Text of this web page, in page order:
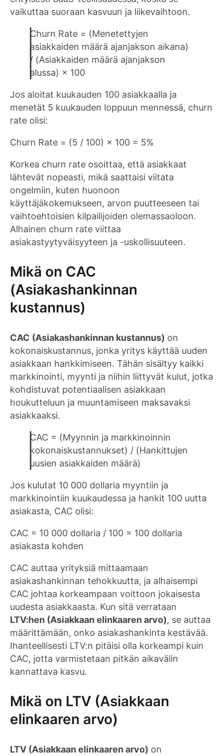
vaikuttaa suoraan kasvuun ja liikevaihtoon.
Churn Rate = (Menetettyjen
asiakkaiden määrä ajanjakson aikana)
/ (Asiakkaiden määrä ajanjakson
alussa) × 100
Jos aloitat kuukauden 100 asiakkaalla ja
menetät 5 kuukauden loppuun mennessä, churn
rate olisi:
Churn Rate = (5 / 100) × 100 = 5%
Korkea churn rate osoittaa, että asiakkaat
lähtevät nopeasti, mikä saattaisi viitata
ongelmiin, kuten huonoon
käyttäjäkokemukseen, arvon puutteeseen tai
vaihtoehtoisien kilpailijoiden olemassaoloon.
Alhainen churn rate viittaa
asiakastyytyväisyyteen ja -uskollisuuteen.
Mikä on CAC
(Asiakashankinnan
kustannus)
CAC (Asiakashankinnan kustannus) on
kokonaiskustannus, jonka yritys käyttää uuden
asiakkaan hankkimiseen. Tähän sisältyy kaikki
markkinointi, myynti ja niihin liittyvät kulut, jotka
kohdistuvat potentiaalisen asiakkaan
houkutteluun ja muuntamiseen maksavaksi
asiakkaaksi.
CAC = (Myynnin ja markkinoinnin
kokonaiskustannukset) / (Hankittujen
uusien asiakkaiden määrä)
Jos kulutat 10 000 dollaria myyntiin ja
markkinointiin kuukaudessa ja hankit 100 uutta
asiakasta, CAC olisi:
CAC = 10 000 dollaria / 100 = 100 dollaria
asiakasta kohden
CAC auttaa yrityksiä mittaamaan
asiakashankinnan tehokkuutta, ja alhaisempi
CAC johtaa korkeampaan voittoon jokaisesta
uudesta asiakkaasta. Kun sitä verrataan
LTV:hen (Asiakkaan elinkaaren arvo), se auttaa
määrittämään, onko asiakashankinta kestävää.
Ihanteellisesti LTV:n pitäisi olla korkeampi kuin
CAC, jotta varmistetaan pitkän aikavälin
kannattava kasvu.
Mikä on LTV (Asiakkaan
elinkaaren arvo)
LTV (Asiakkaan elinkaaren arvo) on